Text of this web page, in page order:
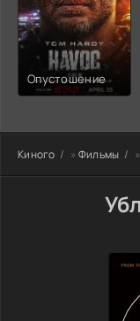
Опустошение
Киного » Фильмы